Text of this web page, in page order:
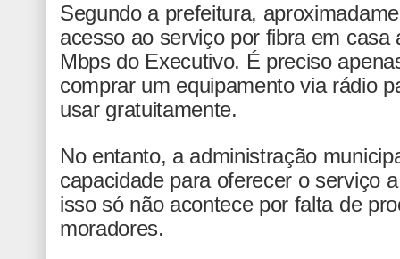
Segundo a prefeitura,
acesso ao serviço por fibra em casa
Mbps do Executivo. É preciso
comprar um equipamento via rádio
usar gratuitamente.
No entanto, a administração
capacidade para oferecer o serviço
isso só não acontece por falta de
moradores.